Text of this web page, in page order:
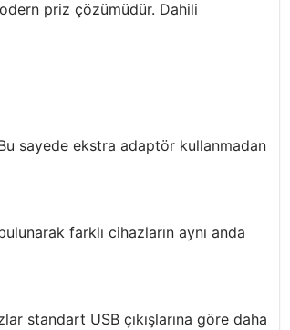
priz çözümüdür. Dahili
sayede ekstra adaptör kullanmadan
farklı cihazların aynı anda
standart USB çıkışlarına göre daha